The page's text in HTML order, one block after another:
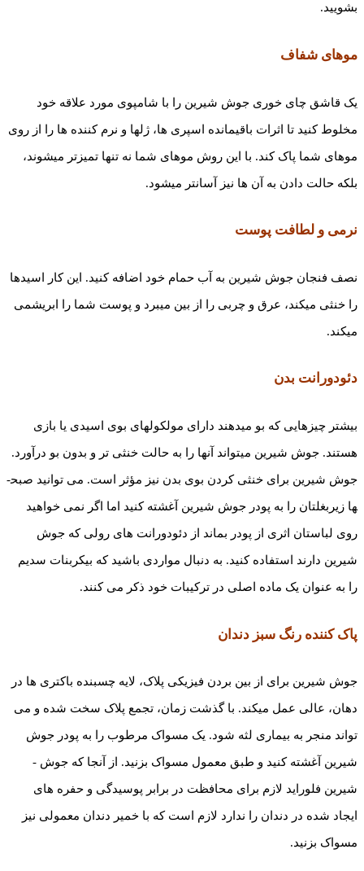
بشویید.
موهای شفاف
یک قاشق چای خوری جوش ­شیرین را با شامپوی مورد علاقه خود
مخلوط کنید تا اثرات باقیمانده اسپری­ ها، ژل­ها و نرم­ کننده ها را از روی
موهای شما پاک کند. با این روش موهای شما نه تنها تمیزتر می­شوند،
بلکه حالت دادن به آن ها نیز آسان­تر می­شود.
نرمی و لطافت پوست
نصف فنجان جوش ­شیرین به آب حمام خود اضافه کنید. این کار اسیدها
را خنثی می­کند، عرق و چربی را از بین می­برد و پوست شما را ابریشمی
میکند.
دئودورانت بدن
بیشتر چیزهایی که بو می­دهند دارای مولکول­های بوی اسیدی یا بازی
هستند. جوش شیرین می­تواند آنها را به حالت خنثی ­تر و بدون بو در­آورد.
جوش­ شیرین برای خنثی کردن بوی بدن نیز مؤثر است. می­ توانید صبح­
ها زیربغلتان را به پودر جوش ­شیرین آغشته کنید اما اگر نمی ­خواهید
روی لباستان اثری از پودر بماند از دئودورانت های رولی که جوش
شیرین دارند استفاده کنید. به دنبال مواردی باشید که بی­کربنات سدیم
را به عنوان یک ماده اصلی در ترکیبات خود ذکر می کنند.
پاک­ کننده رنگ سبز دندان
جوش­ شیرین برای از بین بردن فیزیکی پلاک، لایه چسبنده باکتری ها در
دهان، عالی عمل می­کند. با گذشت زمان، تجمع پلاک سخت شده و می
تواند منجر به بیماری لثه شود. یک مسواک مرطوب را به پودر جوش
شیرین آغشته کنید و طبق معمول مسواک بزنید. از آنجا که جوش ­
شیرین فلوراید لازم برای محافظت در برابر پوسیدگی و حفره­ های
ایجاد شده در دندان را ندارد لازم است که با خمیر دندان معمولی نیز
مسواک بزنید.